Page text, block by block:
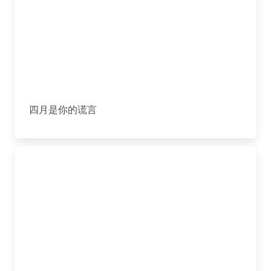
四月是你的谎言